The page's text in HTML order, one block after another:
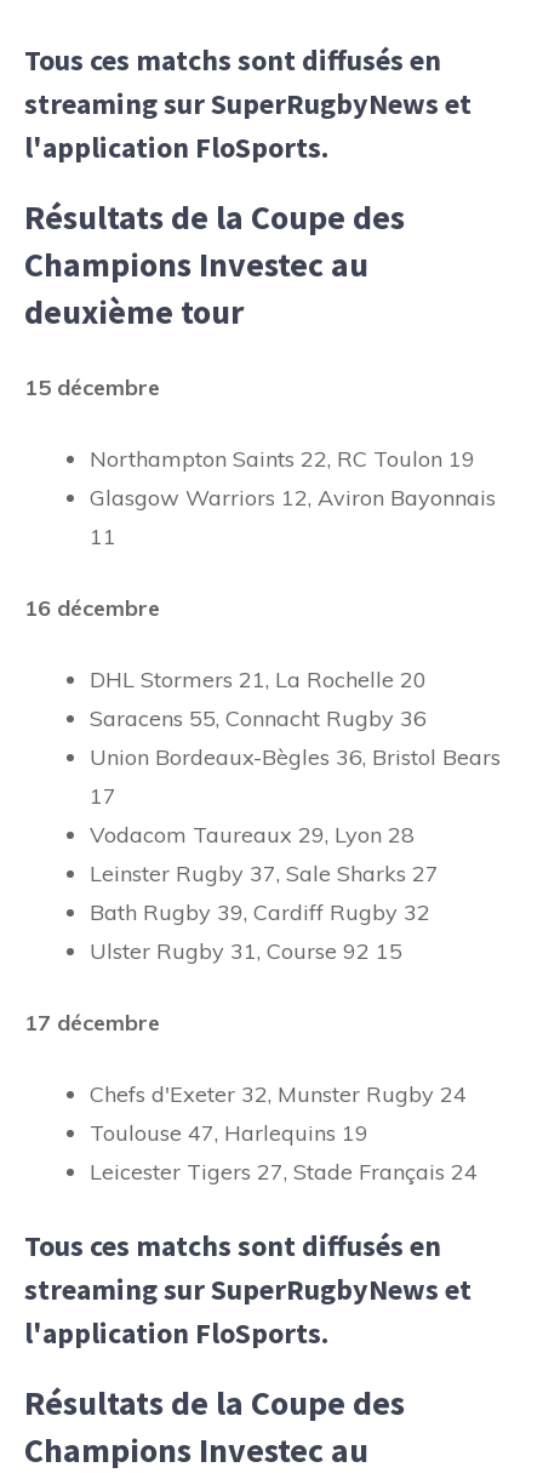
Tous ces matchs sont diffusés en
streaming sur SuperRugbyNews et
l'application FloSports.
Résultats de la Coupe des
Champions Investec au
deuxième tour
15 décembre
Northampton Saints 22, RC Toulon 19
Glasgow Warriors 12, Aviron Bayonnais
11
16 décembre
DHL Stormers 21, La Rochelle 20
Saracens 55, Connacht Rugby 36
Union Bordeaux-Bègles 36, Bristol Bears
17
Vodacom Taureaux 29, Lyon 28
Leinster Rugby 37, Sale Sharks 27
Bath Rugby 39, Cardiff Rugby 32
Ulster Rugby 31, Course 92 15
17 décembre
Chefs d'Exeter 32, Munster Rugby 24
Toulouse 47, Harlequins 19
Leicester Tigers 27, Stade Français 24
Tous ces matchs sont diffusés en
streaming sur SuperRugbyNews et
l'application FloSports.
Résultats de la Coupe des
Champions Investec au